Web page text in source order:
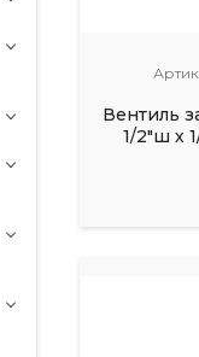
Вентиль
1/2"ш х